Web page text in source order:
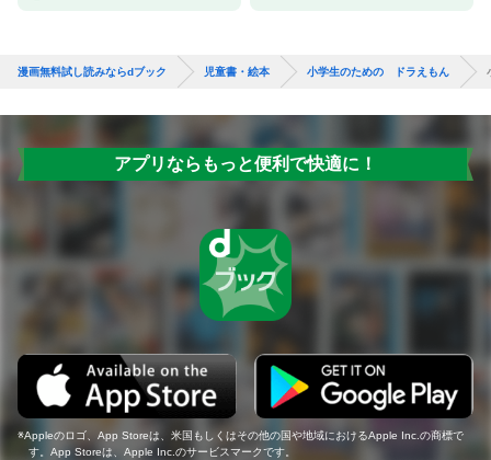
漫画無料試し読みならdブック 児童書・絵本 小学生のための ドラえもん
アプリならもっと便利で快適に！
Appleのロゴ、App Storeは、米国もしくはその他の国や地域におけるApple Inc.の商標で
す。App Storeは、Apple Inc.のサービスマークです。